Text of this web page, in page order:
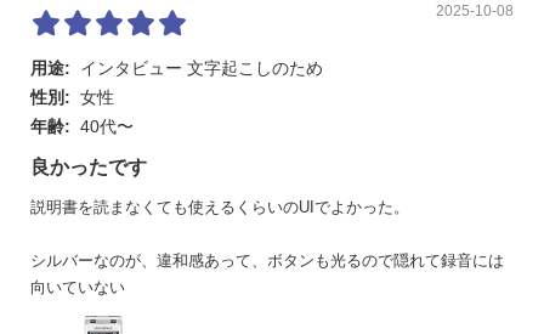
2025-10-08
用途:
インタビュー 文字起こしのため
性別: 女性
年齢: 40代〜
良かったです
説明書を読まなくても使えるくらいのUIでよかった。
シルバーなのが、違和感あって、ボタンも光るので隠れて録音には
向いていない